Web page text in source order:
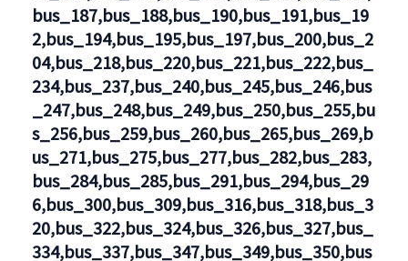
bus_187,bus_188,bus_190,bus_191,bus_19
2,bus_194,bus_195,bus_197,bus_200,bus_2
04,bus_218,bus_220,bus_221,bus_222,bus_
234,bus_237,bus_240,bus_245,bus_246,bus
_247,bus_248,bus_249,bus_250,bus_255,bu
s_256,bus_259,bus_260,bus_265,bus_269,b
us_271,bus_275,bus_277,bus_282,bus_283,
bus_284,bus_285,bus_291,bus_294,bus_29
6,bus_300,bus_309,bus_316,bus_318,bus_3
20,bus_322,bus_324,bus_326,bus_327,bus_
334,bus_337,bus_347,bus_349,bus_350,bus